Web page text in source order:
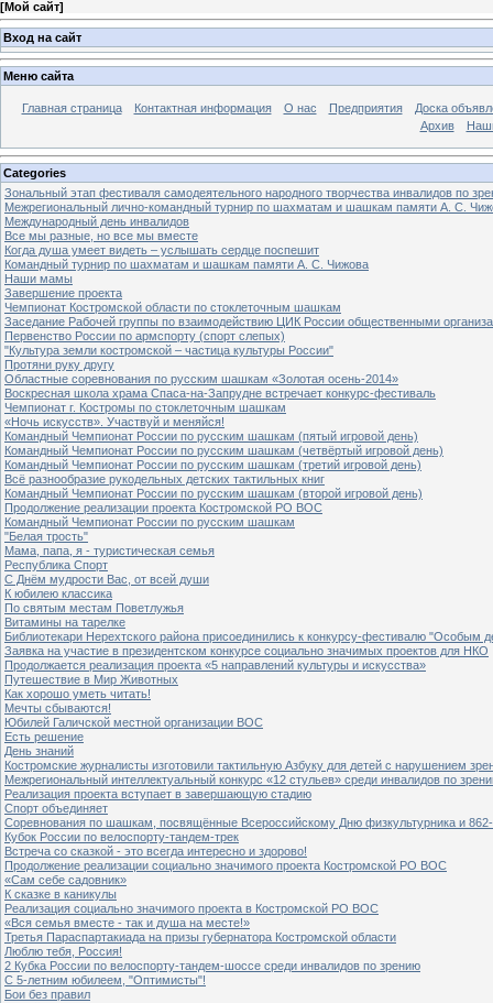
[Мой сайт]
Вход на сайт
Меню сайта
Главная страница Контактная информация О нас Предприятия
Доска
Архив
Categories
Зональный этап фестиваля самодеятельного народного творчества инвалидов по
Межрегиональный лично-командный турнир по шахматам и шашкам памяти А. С.
Международный день инвалидов
Все мы разные, но все мы вместе
Когда душа умеет видеть – услышать сердце поспешит
Командный турнир по шахматам и шашкам памяти А. С. Чижова
Наши мамы
Завершение проекта
Чемпионат Костромской области по стоклеточным шашкам
Заседание Рабочей группы по взаимодействию ЦИК России общественными
Первенство России по армспорту (спорт слепых)
"Культура земли костромской – частица культуры России"
Протяни руку другу
Областные соревнования по русским шашкам «Золотая осень-2014»
Воскресная школа храма Спаса-на-Запрудне встречает конкурс-фестиваль
Чемпионат г. Костромы по стоклеточным шашкам
«Ночь искусств». Участвуй и меняйся!
Командный Чемпионат России по русским шашкам (пятый игровой день)
Командный Чемпионат России по русским шашкам (четвёртый игровой день)
Командный Чемпионат России по русским шашкам (третий игровой день)
Всё разнообразие рукодельных детских тактильных книг
Командный Чемпионат России по русским шашкам (второй игровой день)
Продолжение реализации проекта Костромской РО ВОС
Командный Чемпионат России по русским шашкам
"Белая трость"
Мама, папа, я - туристическая семья
Республика Спорт
С Днём мудрости Вас, от всей души
К юбилею классика
По святым местам Поветлужья
Витамины на тарелке
Библиотекари Нерехтского района присоединились к конкурсу-фестивалю "Особым
Заявка на участие в президентском конкурсе социально значимых проектов для НКО
Продолжается реализация проекта «5 направлений культуры и искусства»
Путешествие в Мир Животных
Как хорошо уметь читать!
Мечты сбываются!
Юбилей Галичской местной организации ВОС
Есть решение
День знаний
Костромские журналисты изготовили тактильную Азбуку для детей с нарушением
Межрегиональный интеллектуальный конкурс «12 стульев» среди инвалидов по
Реализация проекта вступает в завершающую стадию
Спорт объединяет
Соревнования по шашкам, посвящённые Всероссийскому Дню физкультурника и
Кубок России по велоспорту-тандем-трек
Встреча со сказкой - это всегда интересно и здорово!
Продолжение реализации социально значимого проекта Костромской РО ВОС
«Сам себе садовник»
К сказке в каникулы
Реализация социально значимого проекта в Костромской РО ВОС
«Вся семья вместе - так и душа на месте!»
Третья Параспартакиада на призы губернатора Костромской области
Люблю тебя, Россия!
2 Кубка России по велоспорту-тандем-шоссе среди инвалидов по зрению
С 5-летним юбилеем, "Оптимисты"!
Бои без правил